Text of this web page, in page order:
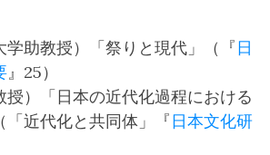
学助教授）「祭りと現代」（『日
』25）
授）「日本の近代化過程における
近代化と共同体」『日本文化研